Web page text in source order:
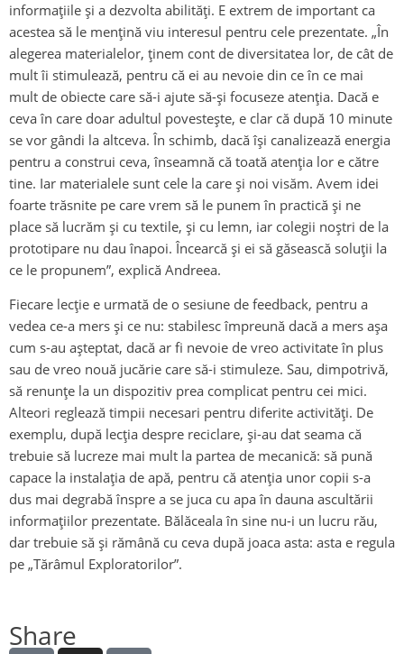
informațiile și a dezvolta abilități. E extrem de important ca
acestea să le mențină viu interesul pentru cele prezentate. „În
alegerea materialelor, ținem cont de diversitatea lor, de cât de
mult îi stimulează, pentru că ei au nevoie din ce în ce mai
mult de obiecte care să-i ajute să-și focuseze atenția. Dacă e
ceva în care doar adultul povestește, e clar că după 10 minute
se vor gândi la altceva. În schimb, dacă își canalizează energia
pentru a construi ceva, înseamnă că toată atenția lor e către
tine. Iar materialele sunt cele la care și noi visăm. Avem idei
foarte trăsnite pe care vrem să le punem în practică și ne
place să lucrăm și cu textile, și cu lemn, iar colegii noștri de la
prototipare nu dau înapoi. Încearcă și ei să găsească soluții la
ce le propunem”, explică Andreea.
Fiecare lecție e urmată de o sesiune de feedback, pentru a
vedea ce-a mers și ce nu: stabilesc împreună dacă a mers așa
cum s-au așteptat, dacă ar fi nevoie de vreo activitate în plus
sau de vreo nouă jucărie care să-i stimuleze. Sau, dimpotrivă,
să renunțe la un dispozitiv prea complicat pentru cei mici.
Alteori reglează timpii necesari pentru diferite activități. De
exemplu, după lecția despre reciclare, și-au dat seama că
trebuie să lucreze mai mult la partea de mecanică: să pună
capace la instalația de apă, pentru că atenția unor copii s-a
dus mai degrabă înspre a se juca cu apa în dauna ascultării
informațiilor prezentate. Bălăceala în sine nu-i un lucru rău,
dar trebuie să și rămână cu ceva după joaca asta: asta e regula
pe „Tărâmul Exploratorilor”.
Share